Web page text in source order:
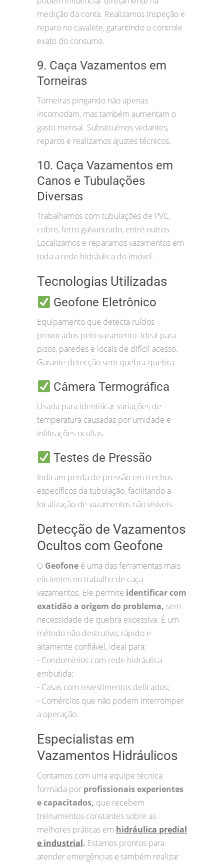
medição da conta. Realizamos inspeção e
reparo no cavalete, garantindo o controle
exato do consumo.
9. Caça Vazamentos em
Torneiras
Torneiras pingando não apenas
incomodam, mas também aumentam o
gasto mensal. Substituímos vedantes,
reparos e realizamos ajustes técnicos.
10. Caça Vazamentos em
Canos e Tubulações
Diversas
Trabalhamos com tubulações de PVC,
cobre, ferro galvanizado, entre outros.
Localizamos e reparamos vazamentos em
toda a rede hidráulica do imóvel.
Tecnologias Utilizadas
Geofone Eletrônico
Equipamento que detecta ruídos
provocados pelo vazamento. Ideal para
pisos, paredes e locais de difícil acesso.
Garante detecção sem quebra-quebra.
Câmera Termográfica
Usada para identificar variações de
temperatura causadas por umidade e
infiltrações ocultas.
Testes de Pressão
Indicam perda de pressão em trechos
específicos da tubulação, facilitando a
localização de vazamentos não visíveis.
Detecção de Vazamentos
Ocultos com Geofone
O Geofone é uma das ferramentas mais
eficientes no trabalho de caça
vazamentos. Ele permite identificar com
exatidão a origem do problema, sem
necessidade de quebra excessiva. É um
método não destrutivo, rápido e
altamente confiável, ideal para:
• Condomínios com rede hidráulica
embutida;
• Casas com revestimentos delicados;
• Comércios que não podem interromper
a operação.
Especialistas em
Vazamentos Hidráulicos
Contamos com uma equipe técnica
formada por profissionais experientes
e capacitados, que recebem
treinamentos constantes sobre as
melhores práticas em hidráulica predial
e industrial. Estamos prontos para
atender emergências e também realizar